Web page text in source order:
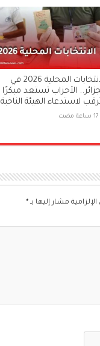
الانتخابات المحلية 2026 في
الأحزاب تستعد مبكرًا
لاستدعاء الهيئة الناخبة
مشار إليها بـ*